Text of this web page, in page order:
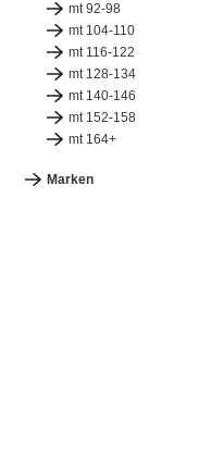
mt 92-98
mt 104-110
mt 116-122
mt 128-134
mt 140-146
mt 152-158
mt 164+
Marken